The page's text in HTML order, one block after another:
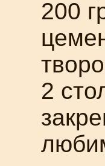
200
2